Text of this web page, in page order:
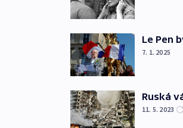
Le Pen
7. 1. 2025
Ruská
11. 5. 2023